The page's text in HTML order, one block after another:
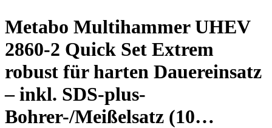
Metabo Multihammer UHEV
2860-2 Quick Set Extrem
robust für harten Dauereinsatz
– inkl. SDS-plus-
Bohrer-/Meißelsatz (10…